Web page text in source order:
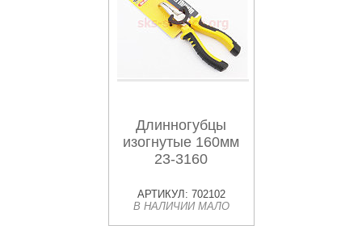
Длинногубцы
изогнутые 160мм
23-3160
АРТИКУЛ: 702102
В НАЛИЧИИ МАЛО